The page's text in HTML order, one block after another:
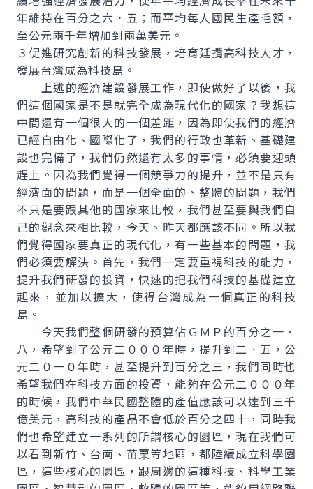
年維持在百分之六．五；而平均每人國民生產毛額，
至公元兩千年增加到兩萬美元。
３促進研究創新的科技發展，培育延攬高科技人才，
發展台灣成為科技島。
上述的經濟建設發展工作，即使做好了以後，我
們這個國家是不是就完全成為現代化的國家？我想這
中間還有一個很大的一個差距，因為即使我們的經濟
已經自由化、國際化了，我們的行政也革新、基礎建
設也完備了，我們仍然還有太多的事情，必須要迎頭
趕上。因為我們覺得一個競爭力的提升，並不是只有
經濟面的問題，而是一個全面的、整體的問題，我們
不只是要跟其他的國家來比較，我們甚至要與我們自
己的觀念來相比較，今天、昨天都應該不同。所以我
們覺得國家要真正的現代化，有一些基本的問題，我
們必須要解決。首先，我們一定要重視科技的能力，
提升我們研發的投資，快速的把我們科技的基礎建立
起來，並加以擴大，使得台灣成為一個真正的科技
島。
今天我們整個研發的預算佔ＧＭＰ的百分之一．
八，希望到了公元二０００年時，提升到二．五，公
元二０一０年時，甚至提升到百分之三，我們同時也
希望我們在科技方面的投資，能夠在公元二０００年
的時候，我們中華民國整體的產值應該可以達到三千
億美元，高科技的產品不會低於百分之四十，同時我
們也希望建立一系列的所謂核心的園區，現在我們可
以看到新竹、台南、苗栗等地區，都陸續成立科學園
區，這些核心的園區，跟周邊的這種科技、科學工業